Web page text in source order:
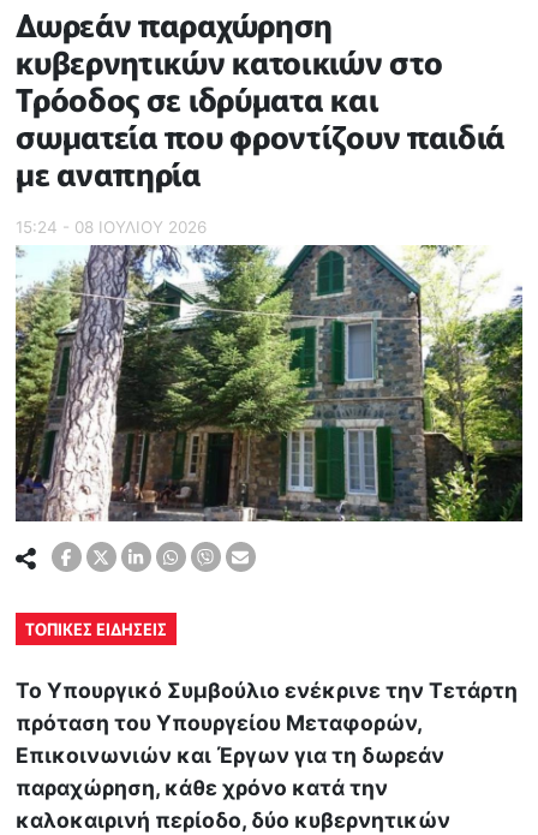
Δωρεάν παραχώρηση
κυβερνητικών κατοικιών στο
Τρόοδος σε ιδρύματα και
σωματεία που φροντίζουν παιδιά
με αναπηρία
15:24 - 08 ΙΟΥΛΙΟΥ 2026
ΤΟΠΙΚΕΣ ΕΙΔΗΣΕΙΣ
Το Υπουργικό Συμβούλιο ενέκρινε την Τετάρτη
πρόταση του Υπουργείου Μεταφορών,
Επικοινωνιών και Έργων για τη δωρεάν
παραχώρηση, κάθε χρόνο κατά την
καλοκαιρινή περίοδο, δύο κυβερνητικών